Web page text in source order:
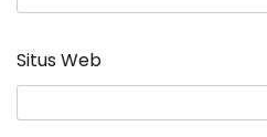
Situs Web